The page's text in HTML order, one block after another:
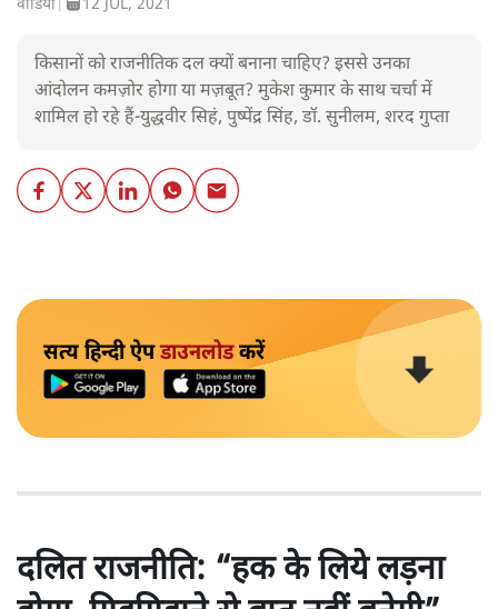
वीडियो 12 JUL, 2021
किसानों को राजनीतिक दल क्यों बनाना चाहिए? इससे उनका
आंदोलन कमज़ोर होगा या मज़बूत? मुकेश कुमार के साथ चर्चा में
शामिल हो रहे हैं-युद्धवीर सिहं, पुष्पेंद्र सिंह, डॉ. सुनीलम, शरद गुप्ता
सत्य हिन्दी ऐपडाउनलोडकरें
दलित राजनीति: “हक के लिये लड़ना